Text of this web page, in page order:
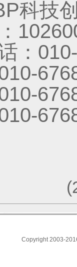
科技
：
Copyright 2003-